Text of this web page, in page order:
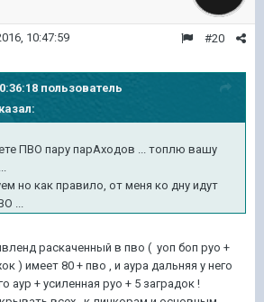
#20
10:47:59
пользователь
ПВО пару парАходов ... топлю вашу
но как правило, от меня ко дну идут
...
раскаченный в пво ( уоп боп руо +
) имеет 80 + пво , и аура дальняя у него
аур + усиленная руо + 5 заградок !